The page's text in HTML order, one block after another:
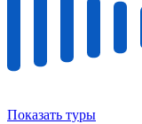
Показать туры